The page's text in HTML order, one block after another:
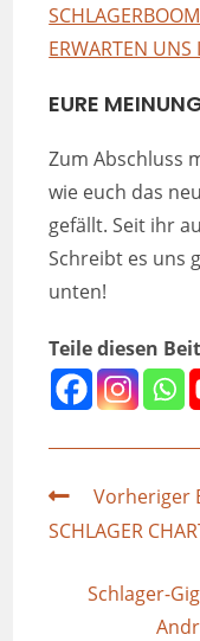
ERWARTEN UNS
EURE
Zum Abschluss
wie euch das
gefällt. Seit ihr
Schreibt es uns
unten!
Teile diesen
Vorheriger
SCHLAGER
Schlager-